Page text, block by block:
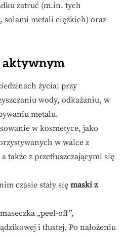
zatruć (m.in. tych
solami metali ciężkich) oraz
aktywnym
życia: przy
wody, odkażaniu, w
metalu.
w kosmetyce, jako
w walce z
z przetłuszczającymi się
czasie stały się maski z
„peel-off”,
i tłustej. Po nałożeniu